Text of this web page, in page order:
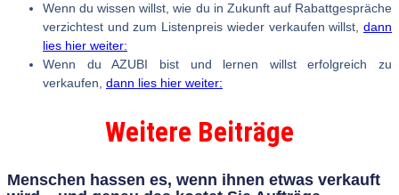
Wenn du wissen willst, wie du in Zukunft auf Rabattgespräche
verzichtest und zum Listenpreis wieder verkaufen willst, dann
lies hier weiter:
Wenn du AZUBI bist und lernen willst erfolgreich zu
verkaufen, dann lies hier weiter:
Weitere Beiträge
Menschen hassen es, wenn ihnen etwas verkauft